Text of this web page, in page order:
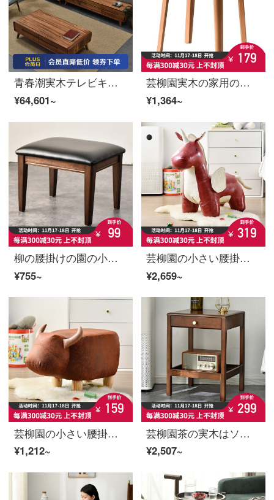
青春潮実木テレビキャビネット北欧簡易喫茶店の組み合わせ烏金木テレビキャビネット茶のセット2 mテレビキャビネット+1.3 m茶
¥64,601~
芸柳園実木の家用の腰掛けは簡単に籐を編んで化粧腰掛けのアイデアの四角腰掛けを化粧することができます。
¥1,364~
柳の腰掛けの園の小さい腰掛けの実の木の腰掛けの家庭用は靴の腰掛けを交換して簡単にレジャーのソファーの腰掛けの丸い腰掛けの小さな低い腰掛けのPU面を約束します。
¥755~
芸柳園の小さい腰掛けの子の家庭用創意のユニコーンの小さい腰掛けは靴の腰掛けを交換します。可愛いキャラクターの腰掛けの馬の宝莉-赤色
¥2,659~
芸柳園の小さい腰掛けの動物のアイデアの漫画の小さい腰掛けの家庭用ソファーの低い腰掛けの実用的な木の客間は靴の椅子の水牛を交換します【茶色】
¥1,212~
芸柳園茶の実木はソファーの辺の幾つかの棚の角を簡単に予約します。ベッドのそばのテーブルの端に胡桃色のテーブルがあります。
¥2,507~